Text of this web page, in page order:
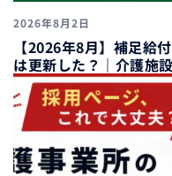
2026年8月2日
【2026年8月】補足給
は更新した？｜介護施